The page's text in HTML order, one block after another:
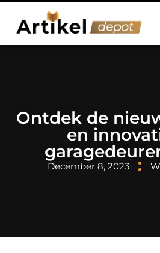
Ontdek de
en
December 8, 2023